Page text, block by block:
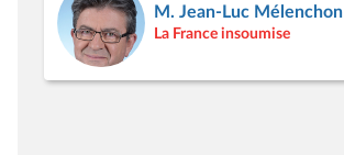
M. Jean-Luc Mélenchon
La France insoumise